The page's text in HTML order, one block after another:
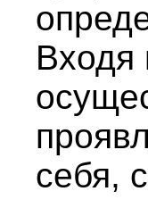
Входя
себя,